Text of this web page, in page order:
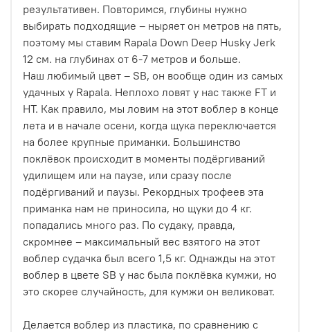
результативен. Повторимся, глубины нужно
выбирать подходящие – ныряет он метров на пять,
поэтому мы ставим Rapala Down Deep Husky Jerk
12 см. на глубинах от 6-7 метров и больше.
Наш любимый цвет – SB, он вообще один из самых
удачных у Rapala. Неплохо ловят у нас также FT и
HT. Как правило, мы ловим на этот воблер в конце
лета и в начале осени, когда щука переключается
на более крупные приманки. Большинство
поклёвок происходит в моменты подёргиваний
удилищем или на паузе, или сразу после
подёргиваний и паузы. Рекордных трофеев эта
приманка нам не приносила, но щуки до 4 кг.
попадались много раз. По судаку, правда,
скромнее – максимальный вес взятого на этот
воблер судачка был всего 1,5 кг. Однажды на этот
воблер в цвете SB у нас была поклёвка кумжи, но
это скорее случайность, для кумжи он великоват.
Делается воблер из пластика, по сравнению с